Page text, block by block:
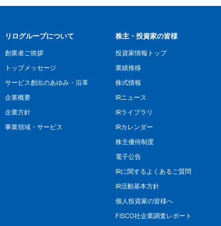
リログループについて
創業者ご挨拶
トップメッセージ
サービス創出のあゆみ・沿革
企業概要
企業方針
事業領域・サービス
株主・投資家の皆様
投資家情報トップ
業績推移
株式情報
IRニュース
IRライブラリ
IRカレンダー
株主優待制度
電子公告
IRに関するよくあるご質問
IR活動基本方針
個人投資家の皆様へ
FISCO社企業調査レポート